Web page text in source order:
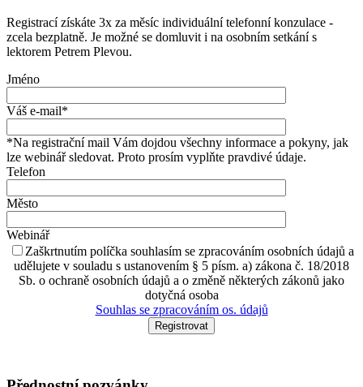
Registrací získáte 3x za měsíc individuální telefonní konzulace -
zcela bezplatně. Je možné se domluvit i na osobním setkání s
lektorem Petrem Plevou.
Jméno
Váš e-mail*
*Na registrační mail Vám dojdou všechny informace a pokyny, jak
lze webinář sledovat. Proto prosím vyplňte pravdivé údaje.
Telefon
Město
Webinář
Zaškrtnutím políčka souhlasím se zpracováním osobních údajů a
udělujete v souladu s ustanovením § 5 písm. a) zákona č. 18/2018
Sb. o ochraně osobních údajů a o změně některých zákonů jako
dotyčná osoba
Souhlas se zpracováním os. údajů